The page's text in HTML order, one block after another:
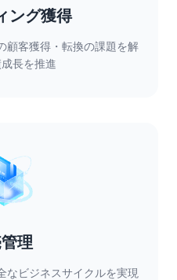
ング獲得
顧客獲得・転換の課題を解
長を推進
理
なビジネスサイクルを実現